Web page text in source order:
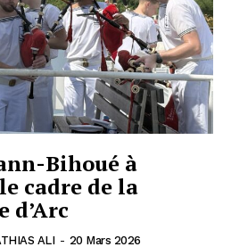
Bihoué à
cadre de la
d’Arc
ALI - 20 Mars 2026